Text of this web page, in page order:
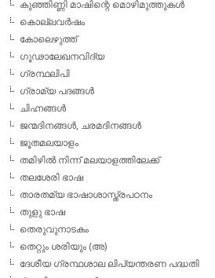
കുഞ്ഞിണ്ണി മാഷിന്റെ മൊഴിമുത്തുകള്‍
കൊല്ലവര്‍ഷം
കോലെഴുത്ത്
ഗൂഢാലേഖനവിദ്യ
ഗ്രന്ഥലിപി
ഗ്രാമ്യ പദങ്ങള്‍
ചിഹ്നങ്ങള്‍
ജന്മദിനങ്ങള്‍, ചരമദിനങ്ങള്‍
ജൂതമലയാളം
തമിഴില്‍ നിന്ന് മലയാളത്തിലേക്ക്
തലശേരി ഭാഷ
താരതമ്യ ഭാഷാശാസ്ത്രപഠനം
തുളു ഭാഷ
തെരുവുനാടകം
തെറ്റും ശരിയും (അ)
ദേശീയ ഗ്രന്ഥശാല ലിപ്യന്തരണ പദ്ധതി